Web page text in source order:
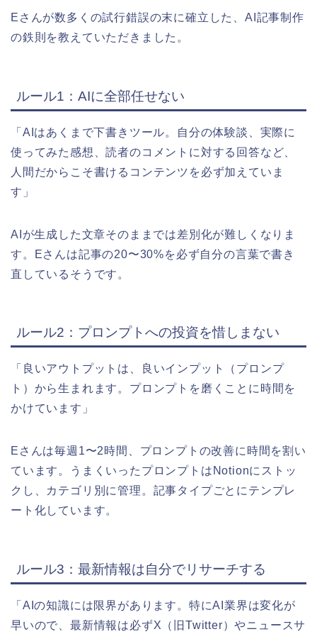
Eさんが数多くの試行錯誤の末に確立した、AI記事制作
の鉄則を教えていただきました。
ルール1：AIに全部任せない
「AIはあくまで下書きツール。自分の体験談、実際に
使ってみた感想、読者のコメントに対する回答など、
人間だからこそ書けるコンテンツを必ず加えていま
す」
AIが生成した文章そのままでは差別化が難しくなりま
す。Eさんは記事の20〜30%を必ず自分の言葉で書き
直しているそうです。
ルール2：プロンプトへの投資を惜しまない
「良いアウトプットは、良いインプット（プロンプ
ト）から生まれます。プロンプトを磨くことに時間を
かけています」
Eさんは毎週1〜2時間、プロンプトの改善に時間を割い
ています。うまくいったプロンプトはNotionにストッ
クし、カテゴリ別に管理。記事タイプごとにテンプレ
ート化しています。
ルール3：最新情報は自分でリサーチする
「AIの知識には限界があります。特にAI業界は変化が
早いので、最新情報は必ずX（旧Twitter）やニュースサ